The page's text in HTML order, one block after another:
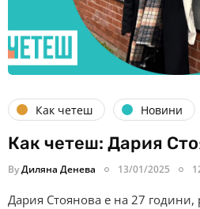
Как четеш Новини
Как четеш: Дария
ByДиляна Денева 13/01/2025
Дария Стоянова е на 27 години,